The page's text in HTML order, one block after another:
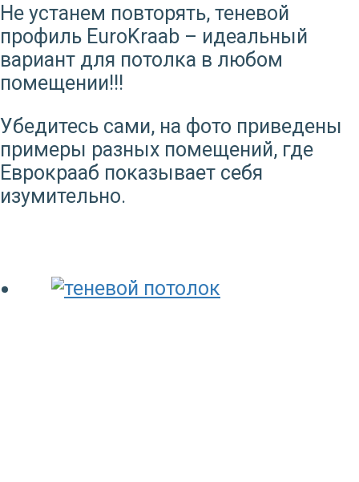
Не устанем повторять, теневой
профиль EuroKraab – идеальный
вариант для потолка в любом
помещении!!!
Убедитесь сами, на фото приведены
примеры разных помещений, где
Еврокрааб показывает себя
изумительно.